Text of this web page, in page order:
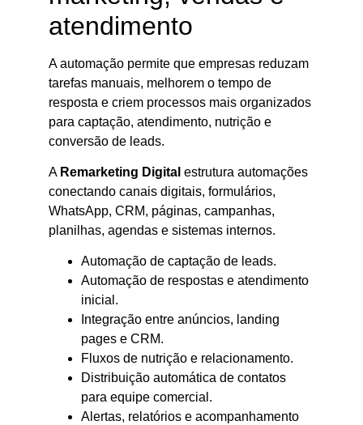
atendimento
A automação permite que empresas reduzam
tarefas manuais, melhorem o tempo de
resposta e criem processos mais organizados
para captação, atendimento, nutrição e
conversão de leads.
A Remarketing Digital estrutura automações
conectando canais digitais, formulários,
WhatsApp, CRM, páginas, campanhas,
planilhas, agendas e sistemas internos.
Automação de captação de leads.
Automação de respostas e atendimento
inicial.
Integração entre anúncios, landing
pages e CRM.
Fluxos de nutrição e relacionamento.
Distribuição automática de contatos
para equipe comercial.
Alertas, relatórios e acompanhamento